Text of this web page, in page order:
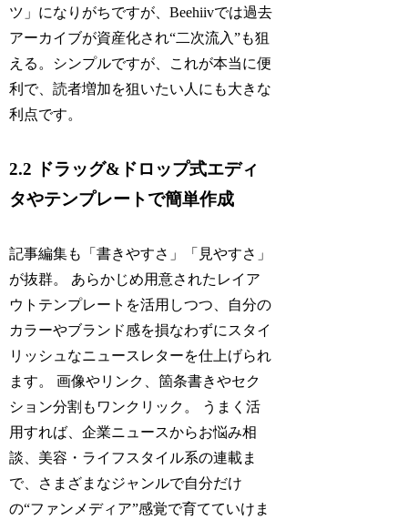
ツ」になりがちですが、Beehiivでは過去
アーカイブが資産化され“二次流入”も狙
える。シンプルですが、これが本当に便
利で、読者増加を狙いたい人にも大きな
利点です。
2.2 ドラッグ&ドロップ式エディ
タやテンプレートで簡単作成
記事編集も「書きやすさ」「見やすさ」
が抜群。 あらかじめ用意されたレイア
ウトテンプレートを活用しつつ、自分の
カラーやブランド感を損なわずにスタイ
リッシュなニュースレターを仕上げられ
ます。 画像やリンク、箇条書きやセク
ション分割もワンクリック。 うまく活
用すれば、企業ニュースからお悩み相
談、美容・ライフスタイル系の連載ま
で、さまざまなジャンルで自分だけ
の“ファンメディア”感覚で育てていけま